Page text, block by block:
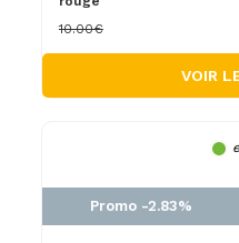
10.00€
VOIR
Promo -2.83%